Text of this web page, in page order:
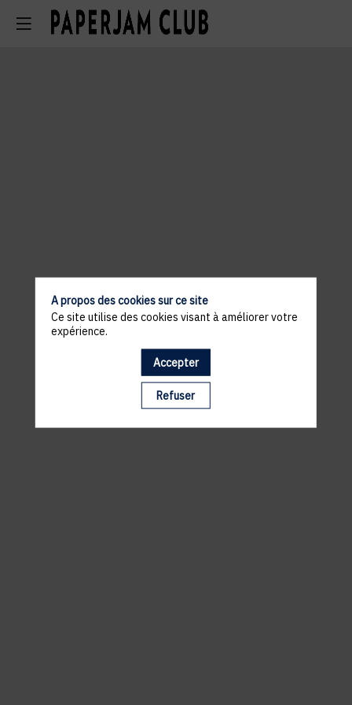
Il manque du contenu : rafraichissez votre navigateur
A propos des cookies sur ce site
Ce site utilise des cookies visant à améliorer votre
expérience.
Accepter
Refuser